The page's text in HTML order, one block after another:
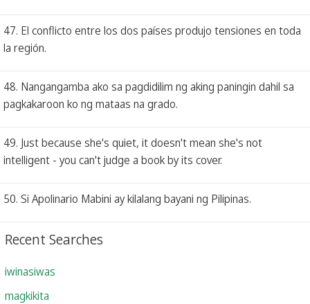
47. El conflicto entre los dos países produjo tensiones en toda
la región.
48. Nangangamba ako sa pagdidilim ng aking paningin dahil sa
pagkakaroon ko ng mataas na grado.
49. Just because she's quiet, it doesn't mean she's not
intelligent - you can't judge a book by its cover.
50. Si Apolinario Mabini ay kilalang bayani ng Pilipinas.
Recent Searches
iwinasiwas
magkikita